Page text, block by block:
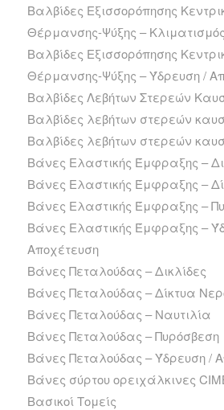
Βαλβίδες Εξισσορόπησης
Θέρμανσης-Ψύξης – Κλιματισμός
Βαλβίδες Εξισσορόπησης
Θέρμανσης-Ψύξης – Ύδρευση /
Βαλβίδες Λεβήτων Στερεών
Βαλβίδες λεβήτων στερεών
Βαλβίδες λεβήτων στερεών
Βάνες Ελαστικής Έμφραξης –
Βάνες Ελαστικής Έμφραξης –
Βάνες Ελαστικής Έμφραξης –
Βάνες Ελαστικής Έμφραξης –
Αποχέτευση
Βάνες Πεταλούδας – Δικλίδες
Βάνες Πεταλούδας – Δίκτυα
Βάνες Πεταλούδας – Ναυτιλία
Βάνες Πεταλούδας – Πυρόσβεση
Βάνες Πεταλούδας – Ύδρευση /
Βάνες σύρτου ορειχάλκινες
Βασικοί Τομείς